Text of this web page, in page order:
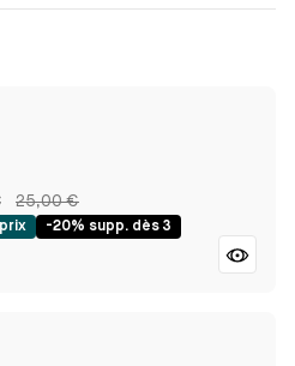
25,00 €
-20% supp. dès 3